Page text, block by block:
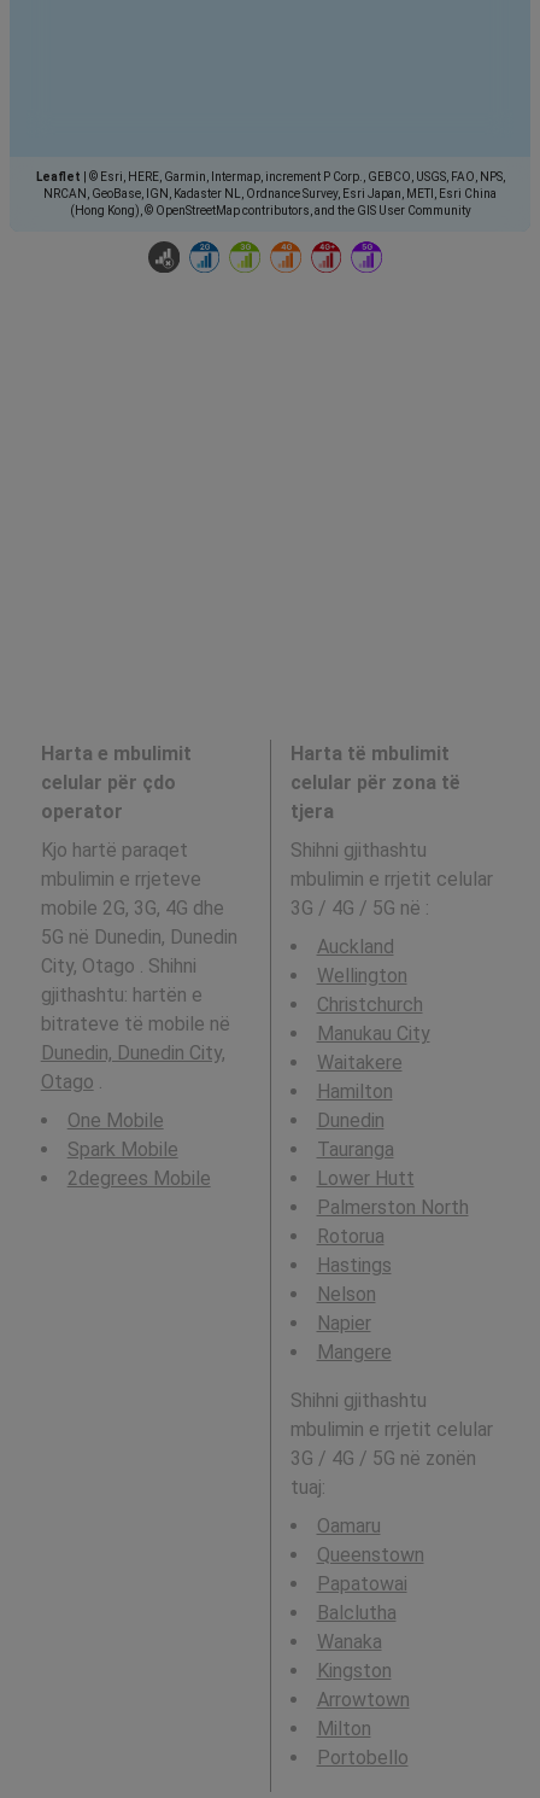
Leaflet
© Esri, HERE, Garmin, Intermap, increment P Corp., GEBCO, USGS, FAO, NPS,
NRCAN, GeoBase, IGN, Kadaster NL, Ordnance Survey, Esri Japan, METI, Esri China
(Hong Kong), © OpenStreetMap contributors, and the GIS User Community
Harta e mbulimit
celular për çdo
operator
Kjo hartë paraqet
mbulimin e rrjeteve
mobile 2G, 3G, 4G dhe
5G në Dunedin, Dunedin
City, Otago . Shihni
gjithashtu: hartën e
bitrateve të mobile në
Dunedin, Dunedin City,
Otago .
One Mobile
Spark Mobile
2degrees Mobile
Harta të mbulimit
celular për zona të
tjera
Shihni gjithashtu
mbulimin e rrjetit celular
3G / 4G / 5G në :
Auckland
Wellington
Christchurch
Manukau City
Waitakere
Hamilton
Dunedin
Tauranga
Lower Hutt
Palmerston North
Rotorua
Hastings
Nelson
Napier
Mangere
Shihni gjithashtu
mbulimin e rrjetit celular
3G / 4G / 5G në zonën
tuaj:
Oamaru
Queenstown
Papatowai
Balclutha
Wanaka
Kingston
Arrowtown
Milton
Portobello